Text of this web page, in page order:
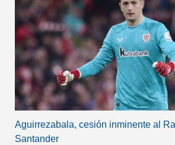
Aguirrezabala, cesión inminente al
Santander